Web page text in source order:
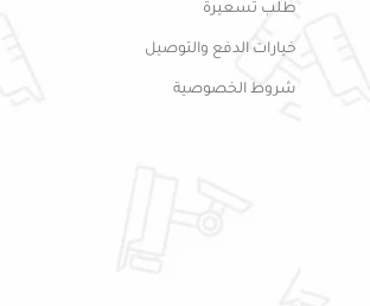
طلب تسعيرة
خيارات الدفع والتوصيل
شروط الخصوصية